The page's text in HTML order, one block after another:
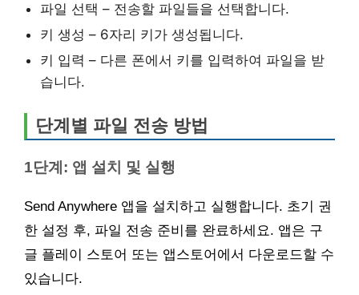
파일 선택 – 전송할 파일들을 선택합니다.
키 생성 – 6자리 키가 생성됩니다.
키 입력 – 다른 폰에서 키를 입력하여 파일을 받
습니다.
단계별 파일 전송 방법
1단계: 앱 설치 및 실행
Send Anywhere 앱을 설치하고 실행합니다. 초기 권
한 설정 후, 파일 전송 준비를 완료하세요. 앱은 구
글 플레이 스토어 또는 앱스토어에서 다운로드할 수
있습니다.